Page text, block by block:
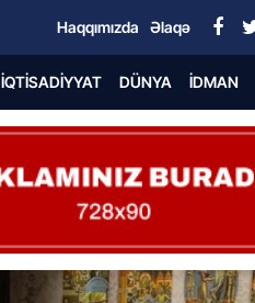
Haqqımızda Əlaqə
İQTISADIYYAT DÜNYA İDMAN